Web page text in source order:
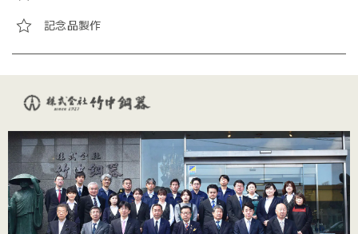
記念品製作